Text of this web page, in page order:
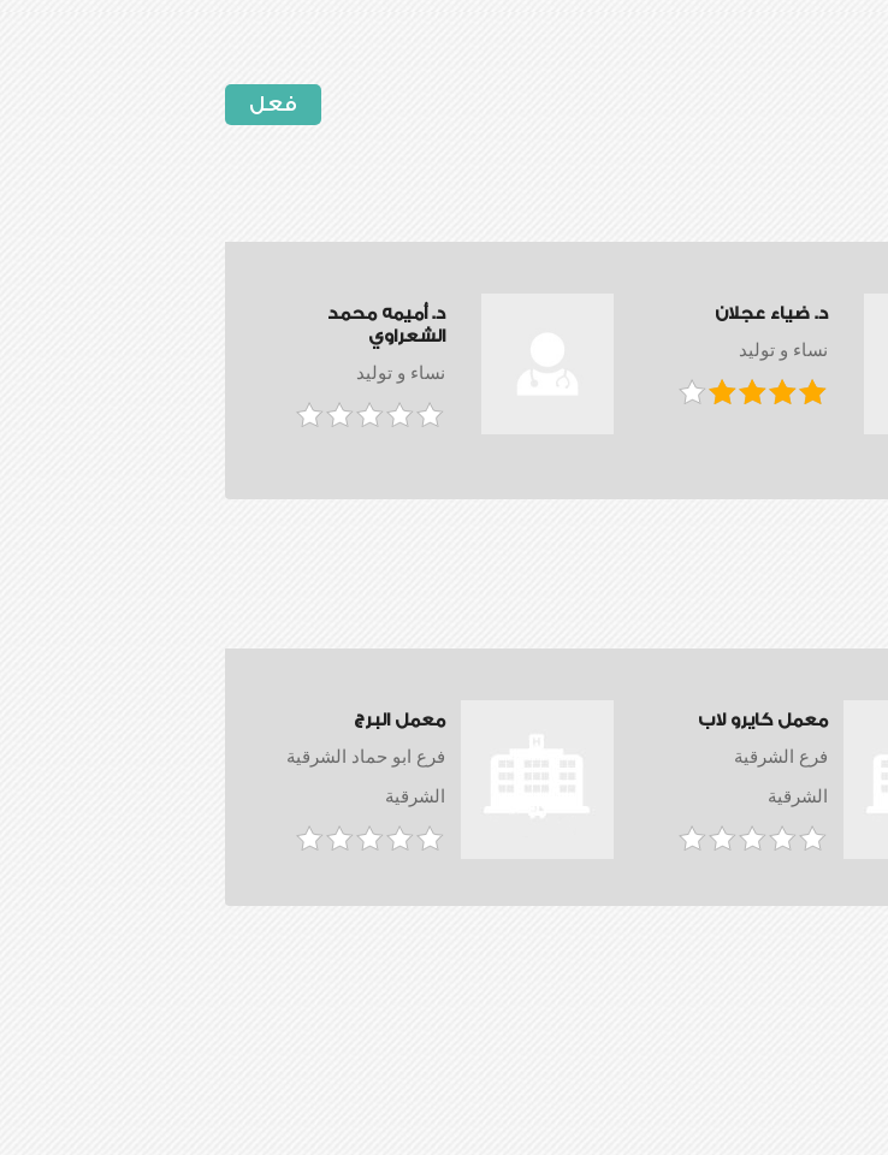
فعل
د. أميمه محمد
الشعراوي
نساء و توليد
د. ضياء عجلان
نساء و توليد
معمل البرج
فرع ابو حماد الشرقية
الشرقية
معمل كايرو لاب
فرع الشرقية
الشرقية